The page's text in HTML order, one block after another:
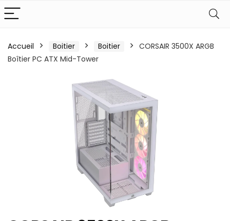
Accueil Boitier Boitier
CORSAIR 3500X ARGB
Boîtier PC ATX Mid-Tower